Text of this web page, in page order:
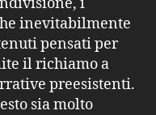
inevitabilmente
pensati per
il richiamo a
preesistenti.
sia molto